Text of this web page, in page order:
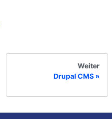
Weiter
Drupal CMS